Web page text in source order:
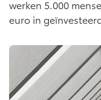
werken 5.000
euro in